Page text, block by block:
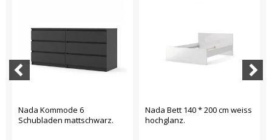
Nada Kommode 6
Schubladen mattschwarz.
Nada Bett 140 * 200 cm weiss
hochglanz.